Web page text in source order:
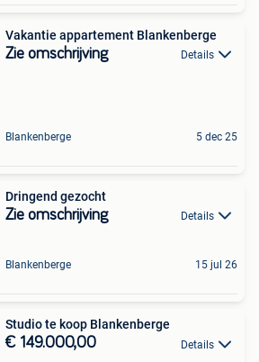
Vakantie appartement Blankenberge
Zie omschrijving Details
Blankenberge 5 dec 25
Dringend gezocht
Zie omschrijving Details
Blankenberge 15 jul 26
Studio te koop Blankenberge
€ 149.000,00 Details